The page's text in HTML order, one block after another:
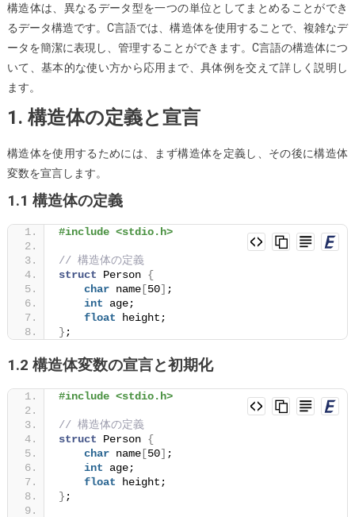
言
語
#28:
構
構造体は、異なるデータ型を一つの単位としてまとめることができ
るデータ構造です。C言語では、構造体を使用することで、複雑なデ
ータを簡潔に表現し、管理することができます。C言語の構造体につ
いて、基本的な使い方から応用まで、具体例を交えて詳しく説明し
ます。
1. 構造体の定義と宣言
構造体を使用するためには、まず構造体を定義し、その後に構造体
変数を宣言します。
1.1 構造体の定義
#include <stdio.h>
// 構造体の定義
struct Person {
char name[50] ;
int age;
float height;
} ;
1.2 構造体変数の宣言と初期化
#include <stdio.h>
// 構造体の定義
struct Person {
char name[50] ;
int age;
float height;
} ;